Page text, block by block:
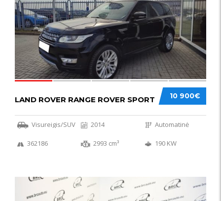
10 900€
LAND ROVER RANGE ROVER SPORT
Visureigis/SUV 2014 Automatinė
362186 2993 cm³ 190 KW